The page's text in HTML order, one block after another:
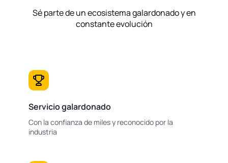
Sé parte de un ecosistema galardonado y en
constante evolución
Servicio galardonado
Con la confianza de miles y reconocido por la
industria